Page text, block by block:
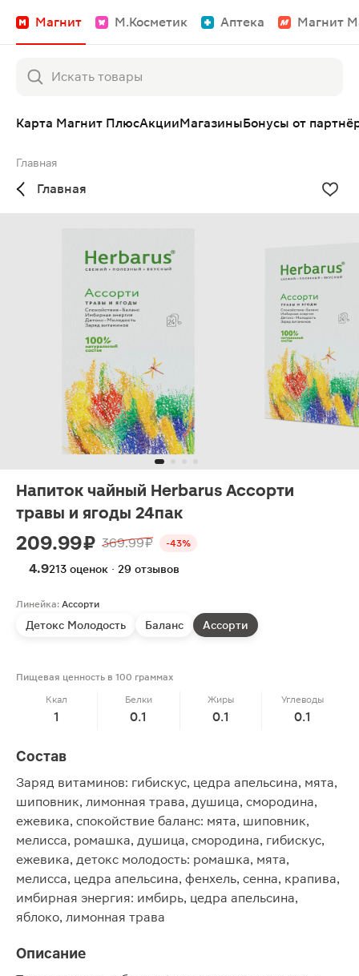
Магнит М.Косметик Аптека Магнит
Карта Магнит ПлюсАкцииМагазиныБонусы от
Главная
Главная
Напиток чайный Herbarus Ассорти
травы и ягоды 24пак
209.99 ₽ 369.99 ₽ -43%
4.9213 оценок · 29 отзывов
Линейка: Ассорти
Детокс Молодость Баланс Ассорти
Пищевая ценность в 100 граммах
Ккал
1
Белки
0.1
Жиры
0.1
Углеводы
0.1
Состав
Заряд витаминов: гибискус, цедра апельсина, мята,
шиповник, лимонная трава, душица, смородина,
ежевика, спокойствие баланс: мята, шиповник,
мелисса, ромашка, душица, смородина, гибискус,
ежевика, детокс молодость: ромашка, мята,
мелисса, цедра апельсина, фенхель, сенна, крапива,
имбирная энергия: имбирь, цедра апельсина,
яблоко, лимонная трава
Описание